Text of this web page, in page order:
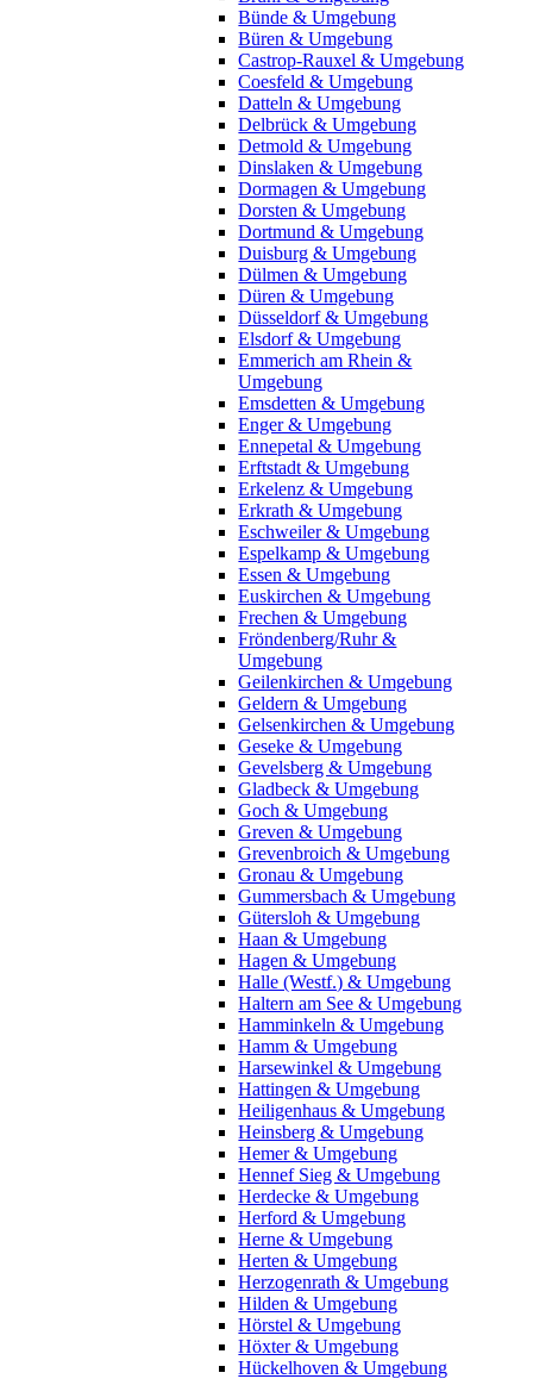
Bünde & Umgebung
Büren & Umgebung
Castrop-Rauxel & Umgebung
Coesfeld & Umgebung
Datteln & Umgebung
Delbrück & Umgebung
Detmold & Umgebung
Dinslaken & Umgebung
Dormagen & Umgebung
Dorsten & Umgebung
Dortmund & Umgebung
Duisburg & Umgebung
Dülmen & Umgebung
Düren & Umgebung
Düsseldorf & Umgebung
Elsdorf & Umgebung
Emmerich am Rhein &
Umgebung
Emsdetten & Umgebung
Enger & Umgebung
Ennepetal & Umgebung
Erftstadt & Umgebung
Erkelenz & Umgebung
Erkrath & Umgebung
Eschweiler & Umgebung
Espelkamp & Umgebung
Essen & Umgebung
Euskirchen & Umgebung
Frechen & Umgebung
Fröndenberg/Ruhr &
Umgebung
Geilenkirchen & Umgebung
Geldern & Umgebung
Gelsenkirchen & Umgebung
Geseke & Umgebung
Gevelsberg & Umgebung
Gladbeck & Umgebung
Goch & Umgebung
Greven & Umgebung
Grevenbroich & Umgebung
Gronau & Umgebung
Gummersbach & Umgebung
Gütersloh & Umgebung
Haan & Umgebung
Hagen & Umgebung
Halle (Westf.) & Umgebung
Haltern am See & Umgebung
Hamminkeln & Umgebung
Hamm & Umgebung
Harsewinkel & Umgebung
Hattingen & Umgebung
Heiligenhaus & Umgebung
Heinsberg & Umgebung
Hemer & Umgebung
Hennef Sieg & Umgebung
Herdecke & Umgebung
Herford & Umgebung
Herne & Umgebung
Herten & Umgebung
Herzogenrath & Umgebung
Hilden & Umgebung
Hörstel & Umgebung
Höxter & Umgebung
Hückelhoven & Umgebung